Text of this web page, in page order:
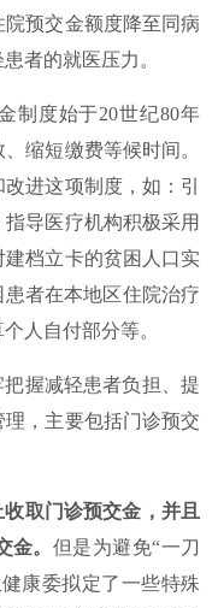
预交金额度降至同病
者的就医压力。
制度始于20世纪80年
缩短缴费等候时间。
进这项制度，如：引
导医疗机构积极采用
档立卡的贫困人口实
者在本地区住院治疗
人自付部分等。
握减轻患者负担、提
，主要包括门诊预交
取门诊预交金，并且
金。 但是为避免“一刀
康委拟定了一些特殊